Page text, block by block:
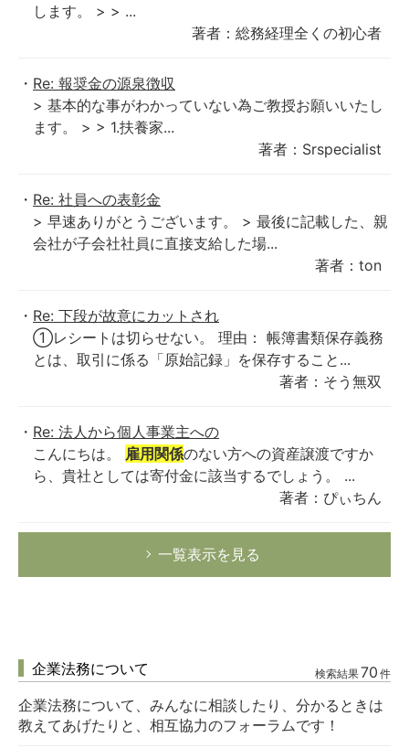
します。 > > ...
著者：総務経理全くの初心者
Re: 報奨金の源泉徴収
> 基本的な事がわかっていない為ご教授お願いいたし
ます。 > > 1.扶養家...
著者：Srspecialist
Re: 社員への表彰金
> 早速ありがとうございます。 > 最後に記載した、親
会社が子会社社員に直接支給した場...
著者：ton
Re: 下段が故意にカットされ
①レシートは切らせない。 理由： 帳簿書類保存義務
とは、取引に係る「原始記録」を保存すること...
著者：そう無双
Re: 法人から個人事業主への
こんにちは。 雇用関係のない方への資産譲渡ですか
ら、貴社としては寄付金に該当するでしょう。 ...
著者：ぴぃちん
一覧表示を見る
企業法務について 検索結果70 件
企業法務について、みんなに相談したり、分かるときは
教えてあげたりと、相互協力のフォーラムです！